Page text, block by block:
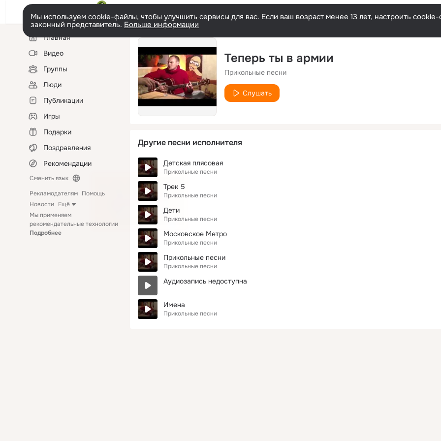
Мы используем cookie-файлы, чтобы улучшить сервисы для вас. Если ваш возраст менее 13 лет, настроить
законный представитель. Больше информации
Левая
колонкаГлавная
Видео
Группы
Люди
Публикации
Игры
Подарки
Поздравления
Рекомендации
Сменить язык
Рекламодателям Помощь
Новости Ещё
Мы применяем
рекомендательные технологии
Подробнее
Теперь ты в армии
Прикольные песни
Слушать
Другие песни исполнителя
Детская плясовая
Прикольные песни
Трек 5
Прикольные песни
Дети
Прикольные песни
Московское Метро
Прикольные песни
Прикольные песни
Прикольные песни
Аудиозапись недоступна
Имена
Прикольные песни